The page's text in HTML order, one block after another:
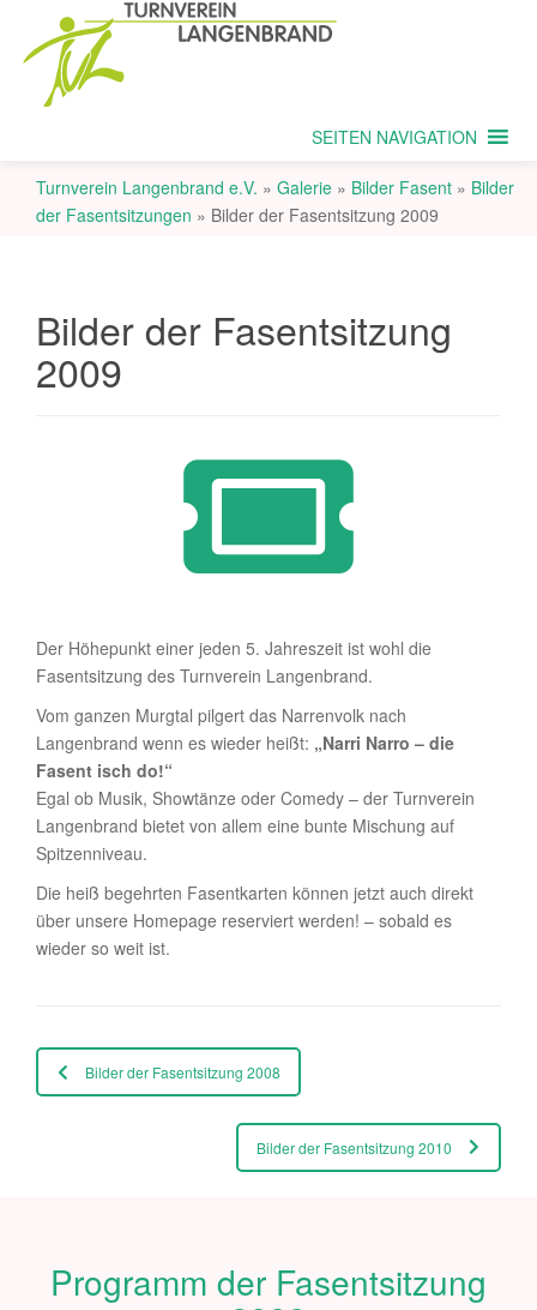
SEITEN NAVIGATION
Turnverein Langenbrand e.V. » Galerie » Bilder Fasent » Bilder
der Fasentsitzungen » Bilder der Fasentsitzung 2009
Bilder der Fasentsitzung
2009
Der Höhepunkt einer jeden 5. Jahreszeit ist wohl die
Fasentsitzung des Turnverein Langenbrand.
Vom ganzen Murgtal pilgert das Narrenvolk nach
Langenbrand wenn es wieder heißt: „Narri Narro – die
Fasent isch do!“
Egal ob Musik, Showtänze oder Comedy – der Turnverein
Langenbrand bietet von allem eine bunte Mischung auf
Spitzenniveau.
Die heiß begehrten Fasentkarten können jetzt auch direkt
über unsere Homepage reserviert werden! – sobald es
wieder so weit ist.
Bilder der Fasentsitzung 2008
Bilder der Fasentsitzung 2010
Programm der Fasentsitzung